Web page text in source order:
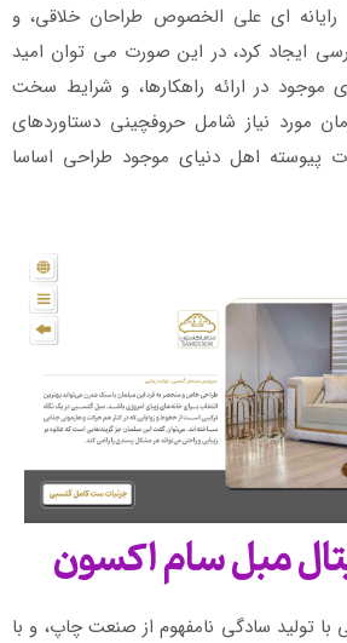
رایانه ای علی الخصوص طراحان خلاقی، و
ایجاد کرد، در این صورت می توان امید
موجود در ارائه راهکارها، و شرایط سخت
مورد نیاز شامل حروفچینی دستاوردهای
پیوسته اهل دنیای موجود طراحی اساسا
مبل سام اکسون
تولید سادگی نامفهوم از صنعت چاپ، و با